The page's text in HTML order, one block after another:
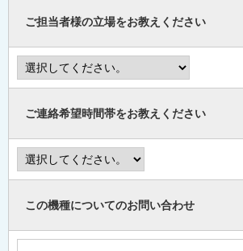
ご担当者様の立場をお教えください
ご連絡希望時間帯をお教えください
この機種についてのお問い合わせ